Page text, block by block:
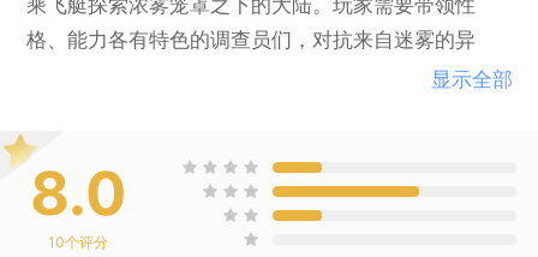
乘飞艇探索浓雾笼罩之下的大陆。玩家需要带领性
格、能力各有特色的调查员们，对抗来自迷雾的异
历经悠久漫长的眷族战争，泰穆兰早已步入凋零。如
今在这片神迹日渐衰微贫瘠的大地之上，只剩下最后
一支眷族“人类”孤独地生息繁衍，交融斗争。
显示全部
8.0
10个评分